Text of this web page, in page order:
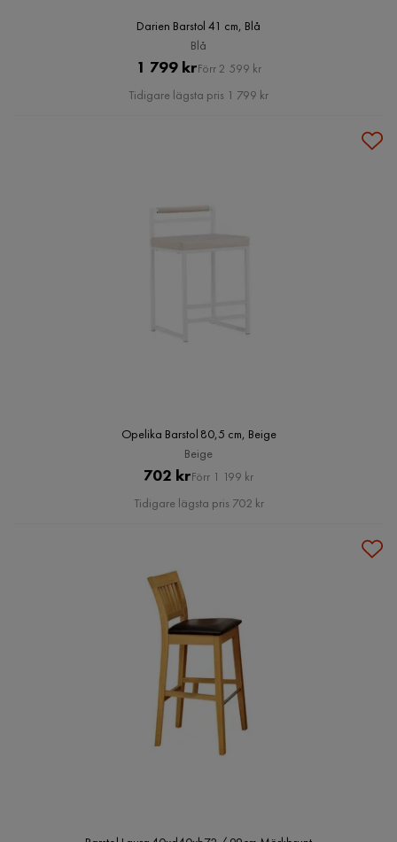
Darien Barstol 41 cm, Blå
Blå
Pris
1 799 krOriginal
Pris
Förr 2 599 kr
Tidigare lägsta pris 1 799 kr
Opelika Barstol 80,5 cm, Beige
Beige
Pris
702 kr Original
Pris
Förr 1 199 kr
Tidigare lägsta pris 702 kr